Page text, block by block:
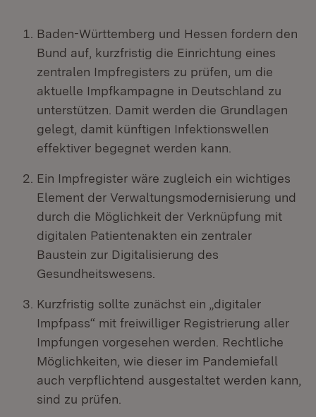
Baden-Württemberg und Hessen fordern den
Bund auf, kurzfristig die Einrichtung eines
zentralen Impfregisters zu prüfen, um die
aktuelle Impfkampagne in Deutschland zu
unterstützen. Damit werden die Grundlagen
gelegt, damit künftigen Infektionswellen
effektiver begegnet werden kann.
Ein Impfregister wäre zugleich ein wichtiges
Element der Verwaltungsmodernisierung und
durch die Möglichkeit der Verknüpfung mit
digitalen Patientenakten ein zentraler
Baustein zur Digitalisierung des
Gesundheitswesens.
Kurzfristig sollte zunächst ein „digitaler
Impfpass“ mit freiwilliger Registrierung aller
Impfungen vorgesehen werden. Rechtliche
Möglichkeiten, wie dieser im Pandemiefall
auch verpflichtend ausgestaltet werden kann,
sind zu prüfen.